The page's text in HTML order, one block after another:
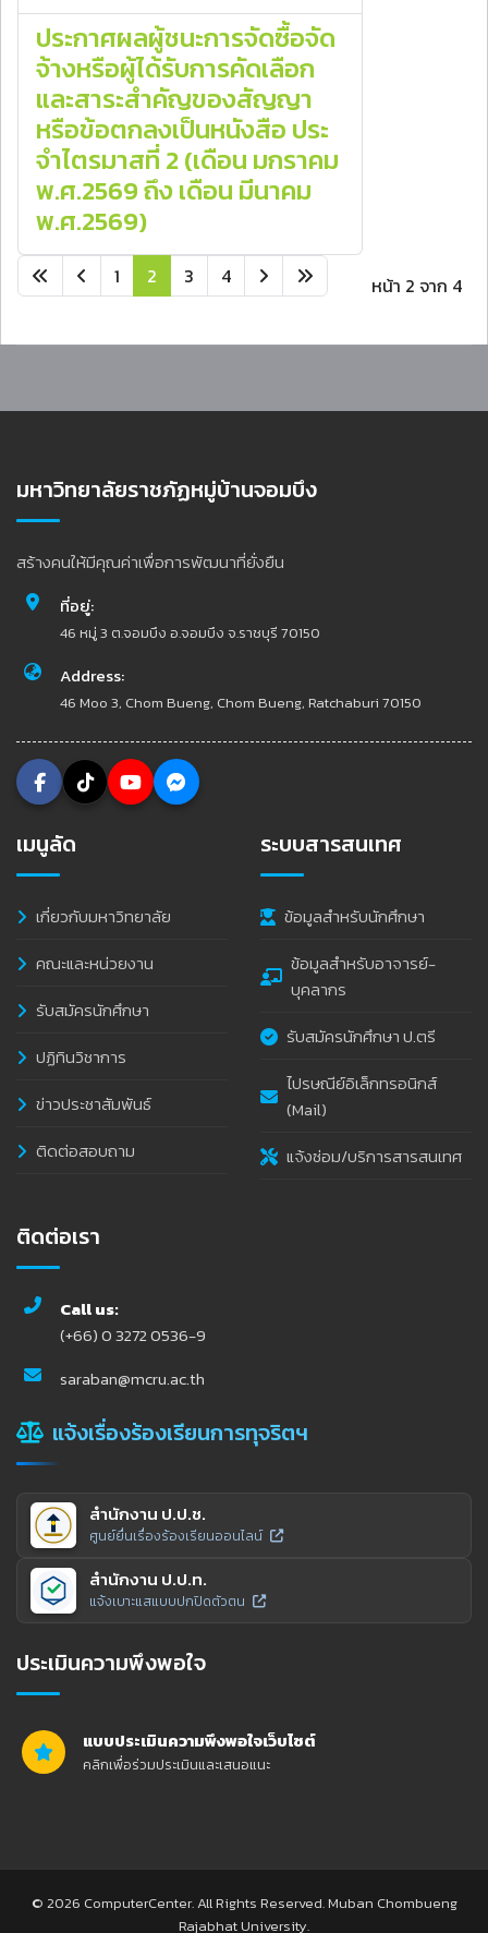
ประกาศผลผู้ชนะการจัดซื้อจัด
จ้างหรือผู้ได้รับการคัดเลือก
และสาระสําคัญของสัญญา
หรือข้อตกลงเป็นหนังสือ ประ
จําไตรมาสที่ 2 (เดือน มกราคม
พ.ศ.2569 ถึง เดือน มีนาคม
พ.ศ.2569)
หน้า 2 จาก 4
1 2 3 4
มหาวิทยาลัยราชภัฏหมู่บ้านจอมบึง
สร้างคนให้มีคุณค่าเพื่อการพัฒนาที่ยั่งยืน
ที่อยู่:
46 หมู่ 3 ต.จอมบึง อ.จอมบึง จ.ราชบุรี 70150
Address:
46 Moo 3, Chom Bueng, Chom Bueng, Ratchaburi 70150
เมนูลัด
เกี่ยวกับมหาวิทยาลัย
คณะและหน่วยงาน
รับสมัครนักศึกษา
ปฏิทินวิชาการ
ข่าวประชาสัมพันธ์
ติดต่อสอบถาม
ระบบสารสนเทศ
ข้อมูลสำหรับนักศึกษา
ข้อมูลสำหรับอาจารย์-
บุคลากร
รับสมัครนักศึกษา ป.ตรี
ไปรษณีย์อิเล็กทรอนิกส์
(Mail)
แจ้งซ่อม/บริการสารสนเทศ
ติดต่อเรา
Call us:
(+66) 0 3272 0536-9
saraban@mcru.ac.th
แจ้งเรื่องร้องเรียนการทุจริตฯ
สำนักงาน ป.ป.ช.
ศูนย์ยื่นเรื่องร้องเรียนออนไลน์
สำนักงาน ป.ป.ท.
แจ้งเบาะแสแบบปกปิดตัวตน
ประเมินความพึงพอใจ
แบบประเมินความพึงพอใจเว็บไซต์
คลิกเพื่อร่วมประเมินและเสนอแนะ
© 2026 ComputerCenter. All Rights Reserved. Muban Chombueng
Rajabhat University.